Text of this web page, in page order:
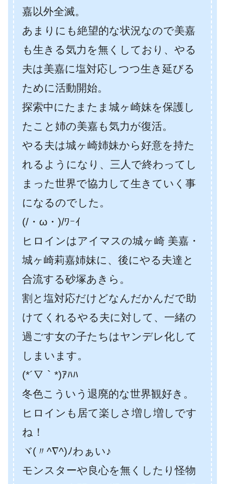
嘉以外全滅。
あまりにも絶望的な状況なので美嘉
も生きる気力を無くしており、やる
夫は美嘉に塩対応しつつ生き延びる
ために活動開始。
探索中にたまたま城ヶ崎妹を保護し
たこと姉の美嘉も気力が復活。
やる夫は城ヶ崎姉妹から好意を持た
れるようになり、三人で終わってし
まった世界で協力して生きていく事
になるのでした。
(/・ω・)/ﾜｰｲ
ヒロインはアイマスの城ヶ崎 美嘉・
城ヶ崎莉嘉姉妹に、後にやる夫達と
合流する砂塚あきら。
割と塩対応だけどなんだかんだで助
けてくれるやる夫に対して、一緒の
過ごす女の子たちはヤンデレ化して
しまいます。
(*´∇｀*)ｱﾊﾊ
冬色こういう退廃的な世界観好き。
ヒロインも居て楽しさ増し増しです
ね！
ヾ(〃^∇^)ﾉわぁい♪
モンスターや良心を無くしたり怪物